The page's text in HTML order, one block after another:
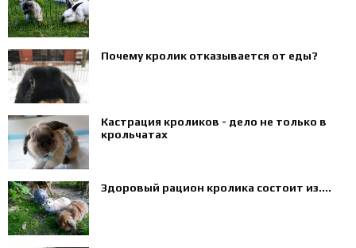
Почему кролик отказывается от еды?
Кастрация кроликов - дело не только в
крольчатах
Здоровый рацион кролика состоит из....